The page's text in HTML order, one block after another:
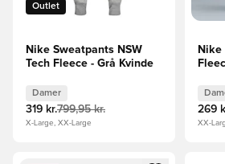
Outlet
Nike Sweatpants NSW
Tech Fleece - Grå Kvinde
Damer
319 kr.799,95 kr.
X-Large, XX-Large
269
XX-